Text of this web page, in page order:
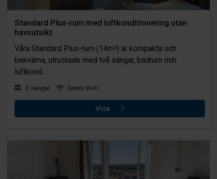
Standard Plus-rum med luftkonditionering utan
havsutsikt
Våra Standard Plus-rum (14m²) är kompakta och
bekväma, utrustade med två sängar, badrum och
luftkond...
2 sängar Gratis Wi-Fi
Visa